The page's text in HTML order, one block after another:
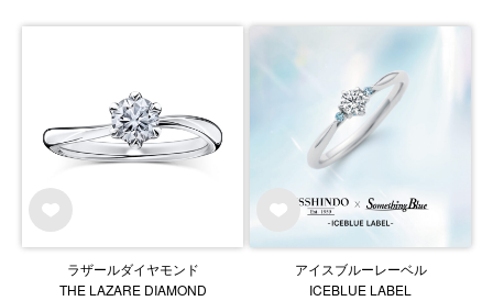
ラザールダイヤモンド
THE LAZARE DIAMOND
アイスブルーレーベル
ICEBLUE LABEL